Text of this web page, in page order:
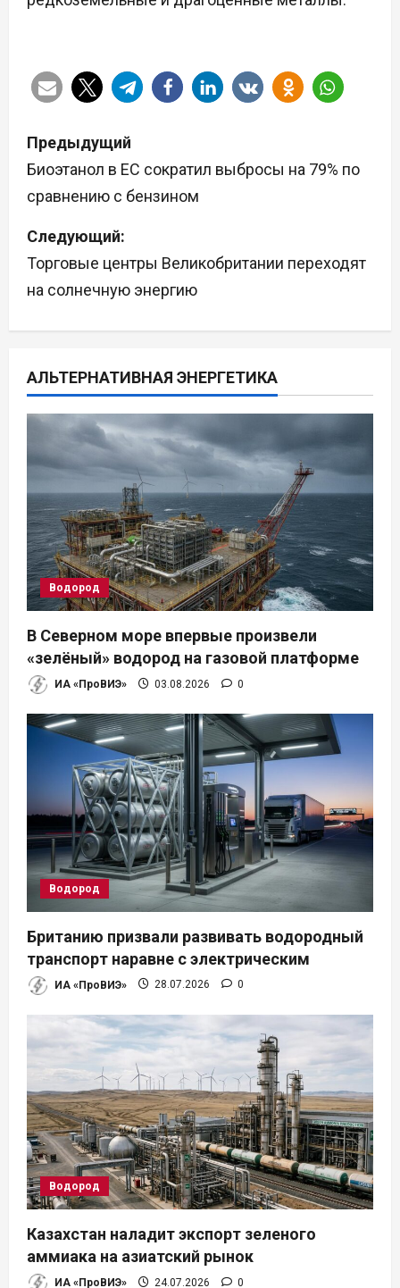
Н
а
в
и
г
и
п
о
з
а
п
и
с
я
м
Предыдущий
Биоэтанол в ЕС сократил выбросы на 79% по
сравнению с бензином
Следующий:
Торговые центры Великобритании переходят
на солнечную энергию
АЛЬТЕРНАТИВНАЯ ЭНЕРГЕТИКА
Водород
В Северном море впервые произвели
«зелёный» водород на газовой платформе
ИА «ПроВИЭ» 03.08.2026 0
Водород
Британию призвали развивать водородный
транспорт наравне с электрическим
ИА «ПроВИЭ» 28.07.2026 0
Водород
Казахстан наладит экспорт зеленого
аммиака на азиатский рынок
ИА «ПроВИЭ» 24.07.2026 0